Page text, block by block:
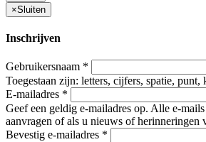
×Sluiten
Inschrijven
Gebruikersnaam *
Toegestaan zijn: letters, cijfers, spatie,
E-mailadres *
Geef een geldig e-mailadres op. Alle e-
aanvragen of als u nieuws of herinneringen
Bevestig e-mailadres *